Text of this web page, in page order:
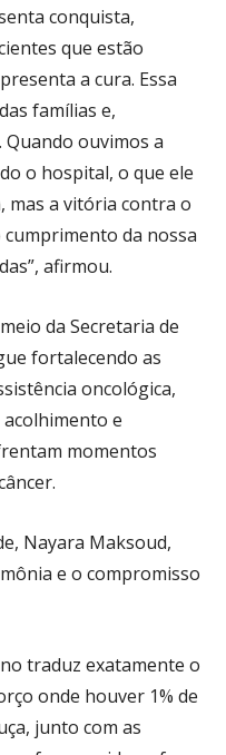
conquista,
que estão
a cura. Essa
famílias e,
ouvimos a
o hospital, o que ele
mas a vitória contra o
cumprimento da nossa
afirmou.
da Secretaria de
fortalecendo as
oncológica,
e
momentos
Nayara Maksoud,
e o compromisso
traduz exatamente o
onde houver 1% de
junto com as